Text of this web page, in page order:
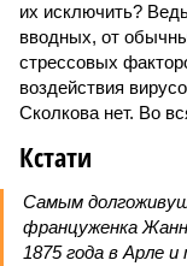
их исключить?
вводных, от
стрессовых
воздействия
Сколкова нет. Во
Кстати
Самым
француженка
1875 года в Арле